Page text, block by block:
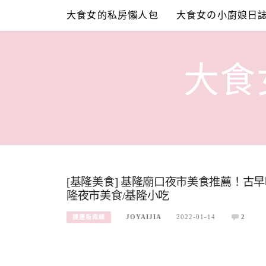
content
大食女的私房懶人包 大食女の小廚娘日
大
[基隆美食] 基隆廟口夜市美食推薦！古
隆夜市美食/基隆小吃
捷運板南線 JOYAIJIA 2022-01-14 2